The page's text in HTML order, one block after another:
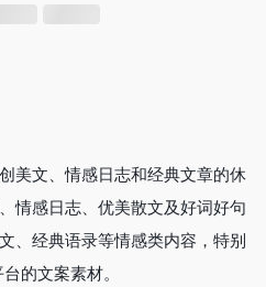
美文、情感日志和经典文章的休
情感日志、优美散文及好词好句
、经典语录等情感类内容，特别
的文案素材。